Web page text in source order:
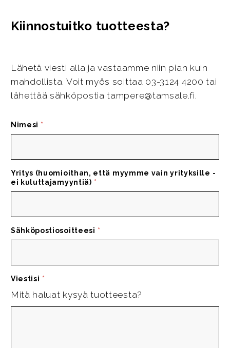
Kiinnostuitko tuotteesta?
Lähetä viesti alla ja vastaamme niin pian kuin
mahdollista. Voit myös soittaa 03-3124 4200 tai
lähettää sähköpostia tampere@tamsale.fi.
Nimesi *
Yritys (huomioithan, että myymme vain yrityksille -
ei kuluttajamyyntiä) *
Sähköpostiosoitteesi *
Viestisi *
Mitä haluat kysyä tuotteesta?